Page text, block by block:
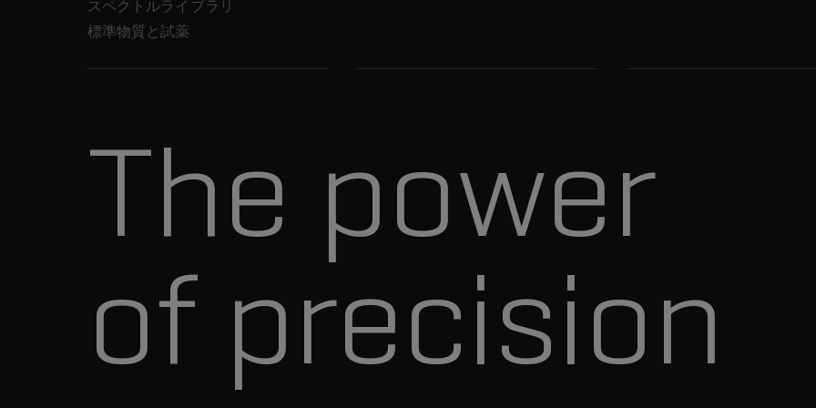
スペクトルライブラリ
標準物質と試薬
The power
of precision